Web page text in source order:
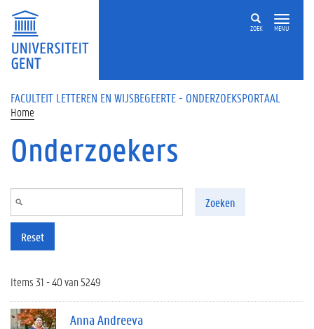
Overslaan en naar de inhoud gaan
ZOEK MENU
FACULTEIT LETTEREN EN WIJSBEGEERTE - ONDERZOEKSPORTAAL
Home
Onderzoekers
Zoeken
Reset
Items 31 - 40 van 5249
Anna Andreeva